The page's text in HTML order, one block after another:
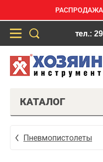
РАСПРОДАЖА
тел.:
КАТАЛОГ
Пневмопистолеты